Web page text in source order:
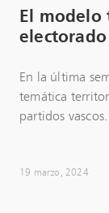
El
electorado
En la última
temática
partidos
19 marzo, 2024